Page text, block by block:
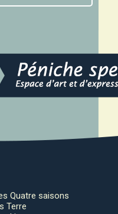
Quatre saisons
Terre